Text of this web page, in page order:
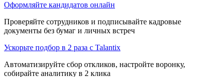
Оформляйте кандидатов онлайн
Проверяйте сотрудников и подписывайте кадровые
документы без бумаг и личных встреч
Ускорьте подбор в 2 раза с Talantix
Автоматизируйте сбор откликов, настройте воронку,
собирайте аналитику в 2 клика